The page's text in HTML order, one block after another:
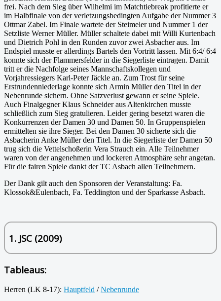
frei. Nach dem Sieg über Wilhelmi im Matchtiebreak profitierte er
im Halbfinale von der verletzungsbedingten Aufgabe der Nummer 3
Ottmar Zabel. Im Finale wartete der Steimeler und Nummer 1 der
Setzliste Werner Müller. Müller schaltete dabei mit Willi Kurtenbach
und Dietrich Pohl in den Runden zuvor zwei Asbacher aus. Im
Endspiel musste er allerdings Bartels den Vortritt lassen. Mit 6:4/ 6:4
konnte sich der Flammersfelder in die Siegerliste eintragen. Damit
tritt er die Nachfolge seines Mannschaftskollegen und
Vorjahressiegers Karl-Peter Jäckle an. Zum Trost für seine
Erstrundenniederlage konnte sich Armin Müller den Titel in der
Nebenrunde sichern. Ohne Satzverlust gewann er seine Spiele.
Auch Finalgegner Klaus Schneider aus Altenkirchen musste
schließlich zum Sieg gratulieren. Leider gering besetzt waren die
Konkurrenzen der Damen 30 und Damen 50. In Gruppenspielen
ermittelten sie ihre Sieger. Bei den Damen 30 sicherte sich die
Asbacherin Anke Müller den Titel. In die Siegerliste der Damen 50
trug sich die Vettelschoßerin Vera Strauch ein. Alle Teilnehmer
waren von der angenehmen und lockeren Atmosphäre sehr angetan.
Für die fairen Spiele dankt der TC Asbach allen Teilnehmern.
Der Dank gilt auch den Sponsoren der Veranstaltung: Fa.
Klossok&Eulenbach, Fa. Teddington und der Sparkasse Asbach.
1. JSC (2009)
Tableaus:
Herren (LK 8-17): Hauptfeld /Nebenrunde